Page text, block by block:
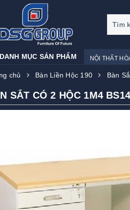
DANH MỤC SẢN PHẨM NỘI THẤT
chủ Bàn Liền Hộc 190 Bàn
SẮT CÓ 2 HỘC 1M4